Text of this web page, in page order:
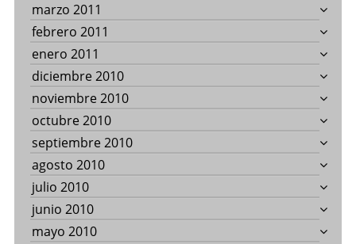
marzo 2011
febrero 2011
enero 2011
diciembre 2010
noviembre 2010
octubre 2010
septiembre 2010
agosto 2010
julio 2010
junio 2010
mayo 2010